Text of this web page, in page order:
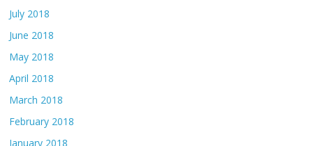
July 2018
June 2018
May 2018
April 2018
March 2018
February 2018
January 2018